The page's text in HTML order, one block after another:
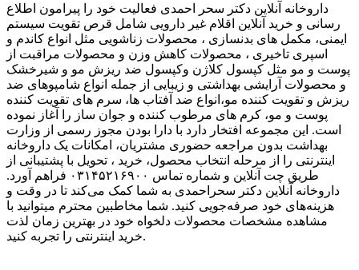
داروخانه آنلاین دکتر سحر احمدی فعالیت خود را پیرامون اطلاع
رسانی و خرید آنلاین اقلام غیر دارویی شامل قرص تقویت سیستم
ایمنی، مکمل های بدنسازی ، محصولات زناشویی مثل انواع کاندم و
اسپری تاخیری ، محصولات کاهش وزن و محصولات مراقبت از
پوست و مو مثل کپسول کلاژن وکپسول ضد ریزش مو و شیرخشک
و محصولات آرایشی بهداشتی و زیبایی از جمله انواع شامپوهای ضد
ریزش و تقویت کننده مو،انواع ضد آفتاب ها، سرم های تقویت کننده
پوست و مو، کرم های مرطوب کننده و جوان ساز را آغاز نموده
است. این مجموعه افتخار دارد با دارا بودن مجوز رسمی از وزارت
بهداشت بدون مراجعه حضوری مشتریان، امکانات یک داروخانه
اینترنتی را از مرحله انتخاب محصول، خرید ، تحویل با پشتیبانی از
طریق چت آنلاین و شماره تماس ۰۳۱۴۵۲۱۶۹۰۰ فراهم آورد.
داروخانه آنلاین دکتر سحراحمدی به شما کمک می‌کند تا در وقت و
هزینه‌های خود صرفه‌جویی کنید. شما مخاطبین محترم میتوانید با
مشاهده مشخصات محصولات دلخواه خود در بهترین زمان لذت
خرید اینترنتی را تجربه کنید.